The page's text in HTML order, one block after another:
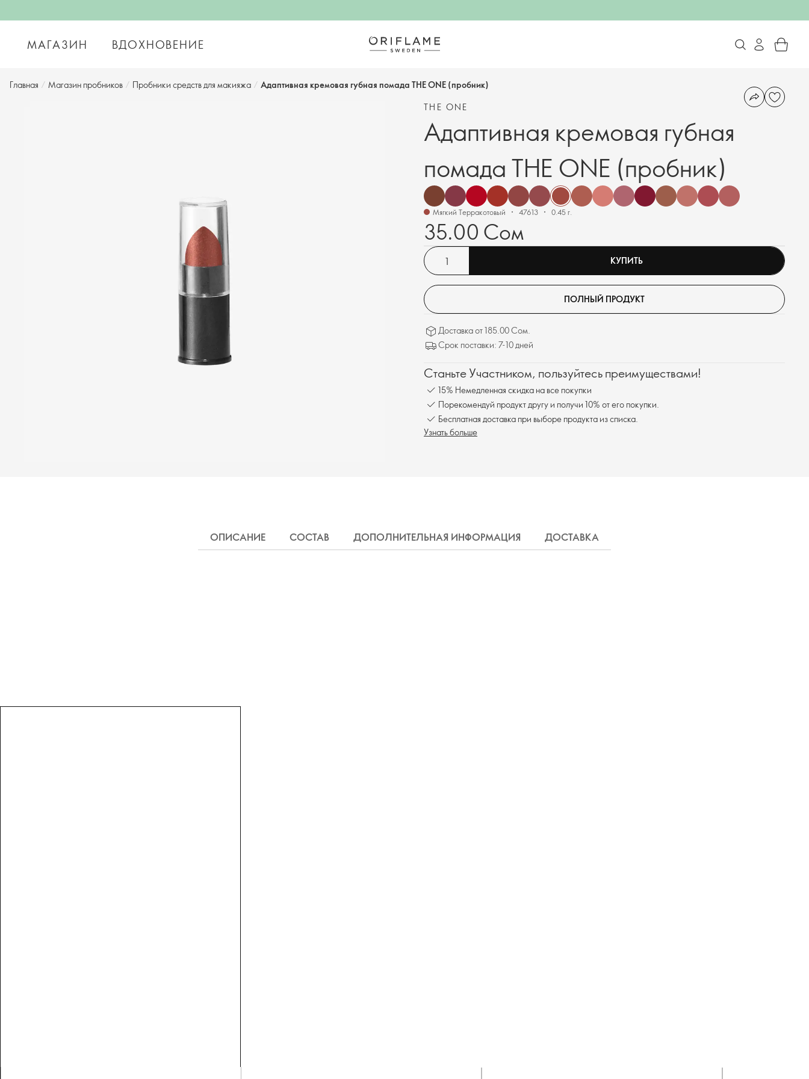
МАГАЗИН ВДОХНОВЕНИЕ
Главная / Магазин пробников / Пробники средств для макияжа / Адаптивная кремовая губная помада THE ONE (пробник)
THE ONE
Адаптивная кремовая губная
помада THE ONE (пробник)
Мягкий Терракотовый 47613 0.45 г.
35.00 Сом
КУПИТЬ
ПОЛНЫЙ ПРОДУКТ
Доставка от 185.00 Сом.
Срок поставки: 7-10 дней
Станьте Участником, пользуйтесь преимуществами!
15% Немедленная скидка на все покупки
Порекомендуй продукт другу и получи 10% от его покупки.
Бесплатная доставка при выборе продукта из списка.
Узнать больше
ОПИСАНИЕ СОСТАВ ДОПОЛНИТЕЛЬНАЯ ИНФОРМАЦИЯ ДОСТАВКА